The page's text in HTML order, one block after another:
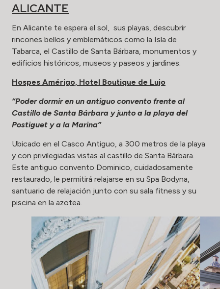
ALICANTE
En Alicante te espera el sol, sus playas, descubrir
rincones bellos y emblemáticos como la Isla de
Tabarca, el Castillo de Santa Bárbara, monumentos y
edificios históricos, museos y paseos y jardines.
Hospes Amérigo, Hotel Boutique de Lujo
“Poder dormir en un antiguo convento frente al
Castillo de Santa Bárbara y junto a la playa del
Postiguet y a la Marina”
Ubicado en el Casco Antiguo, a 300 metros de la playa
y con privilegiadas vistas al castillo de Santa Bárbara.
Este antiguo convento Dominico, cuidadosamente
restaurado, le permitirá relajarse en su Spa Bodyna,
santuario de relajación junto con su sala fitness y su
piscina en la azotea.